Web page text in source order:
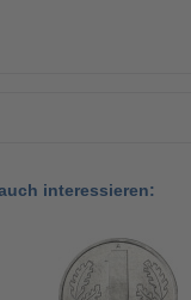
interessieren: